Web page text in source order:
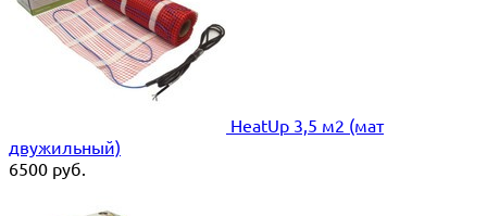
HeatUp 3,5 м2 (мат
двужильный)
6500 руб.